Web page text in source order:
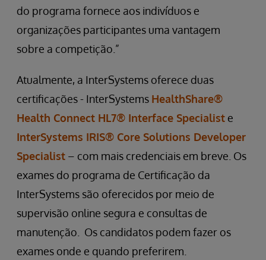
do programa fornece aos indivíduos e
organizações participantes uma vantagem
sobre a competição.”
Atualmente, a InterSystems oferece duas
certificações - InterSystems HealthShare®
Health Connect HL7® Interface Specialist e
InterSystems IRIS® Core Solutions Developer
Specialist – com mais credenciais em breve. Os
exames do programa de Certificação da
InterSystems são oferecidos por meio de
supervisão online segura e consultas de
manutenção. Os candidatos podem fazer os
exames onde e quando preferirem.